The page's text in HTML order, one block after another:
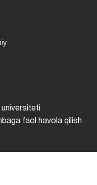
faol havola qilish